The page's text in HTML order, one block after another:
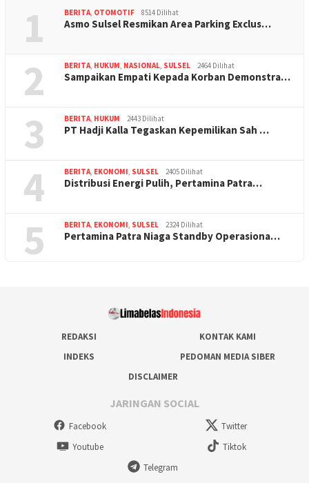
1 BERITA, OTOMOTIF 8514 Dilihat
Asmo Sulsel Resmikan Area Parking Exclus…
2 BERITA, HUKUM, NASIONAL, SULSEL 2464 Dilihat
Sampaikan Empati Kepada Korban Demonstra…
3 BERITA, HUKUM 2443 Dilihat
PT Hadji Kalla Tegaskan Kepemilikan Sah …
4 BERITA, EKONOMI, SULSEL 2405 Dilihat
Distribusi Energi Pulih, Pertamina Patra…
5 BERITA, EKONOMI, SULSEL 2324 Dilihat
Pertamina Patra Niaga Standby Operasiona…
REDAKSI
KONTAK KAMI
INDEKS
PEDOMAN MEDIA SIBER
DISCLAIMER
JARINGAN SOCIAL
Facebook
Twitter
Youtube
Tiktok
Telegram